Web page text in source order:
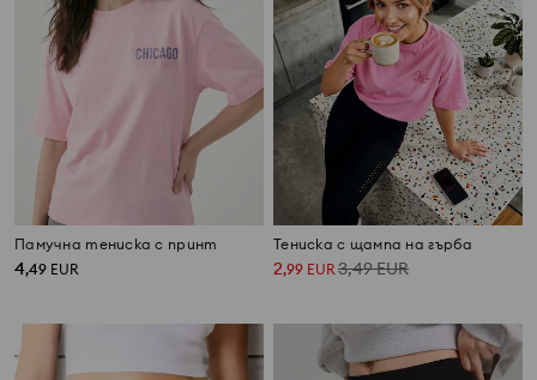
Памучна тениска с принт
4,49 EUR
Тениска с щампа на гърба
2,99 EUR3,49EUR